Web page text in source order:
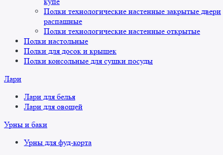
Полки технологические настенные закрытые двери
распашные
Полки технологические настенные открытые
Полки настольные
Полки для досок и крышек
Полки консольные для сушки посуды
Лари
Лари для белья
Лари для овощей
Урны и баки
Урны для фуд-корта